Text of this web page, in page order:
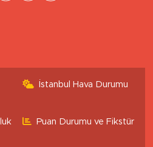
İstanbul Hava Durumu
Puan Durumu ve Fikstür